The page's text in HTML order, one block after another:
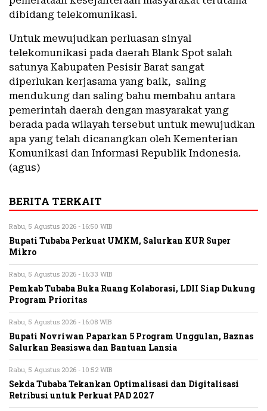
dibidang telekomunikasi.
Untuk mewujudkan perluasan sinyal
telekomunikasi pada daerah Blank Spot salah
satunya Kabupaten Pesisir Barat sangat
diperlukan kerjasama yang baik, saling
mendukung dan saling bahu membahu antara
pemerintah daerah dengan masyarakat yang
berada pada wilayah tersebut untuk mewujudkan
apa yang telah dicanangkan oleh Kementerian
Komunikasi dan Informasi Republik Indonesia.
(agus)
BERITA TERKAIT
Rabu, 5 Agustus 2026 - 16:50 WIB
Bupati Tubaba Perkuat UMKM, Salurkan KUR Super
Mikro
Rabu, 5 Agustus 2026 - 16:33 WIB
Pemkab Tubaba Buka Ruang Kolaborasi, LDII Siap Dukung
Program Prioritas
Rabu, 5 Agustus 2026 - 16:08 WIB
Bupati Novriwan Paparkan 5 Program Unggulan, Baznas
Salurkan Beasiswa dan Bantuan Lansia
Rabu, 5 Agustus 2026 - 10:52 WIB
Sekda Tubaba Tekankan Optimalisasi dan Digitalisasi
Retribusi untuk Perkuat PAD 2027